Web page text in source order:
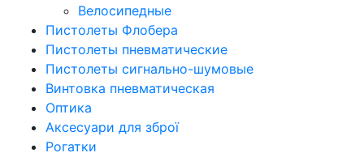
Велосипедные
Пистолеты Флобера
Пистолеты пневматические
Пистолеты сигнально-шумовые
Винтовка пневматическая
Оптика
Аксесуари для зброї
Рогатки